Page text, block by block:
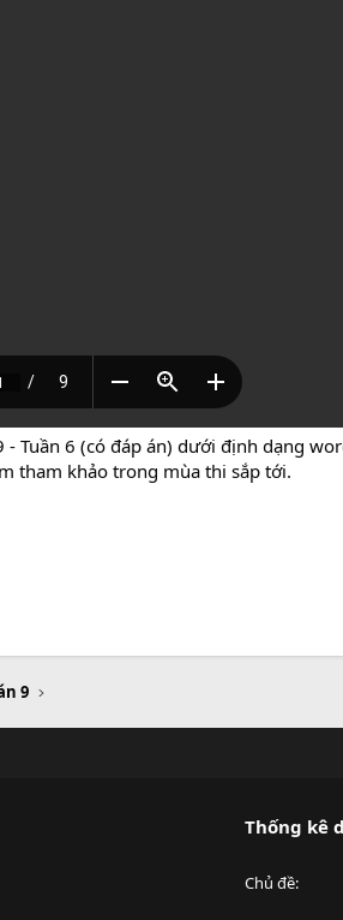
Tuần 6 (có đáp án) dưới định dạng
tham khảo trong mùa thi sắp tới.
9
Thống kê
Chủ đề